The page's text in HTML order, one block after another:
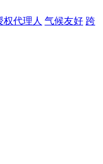
权代理人 气候友好 跨